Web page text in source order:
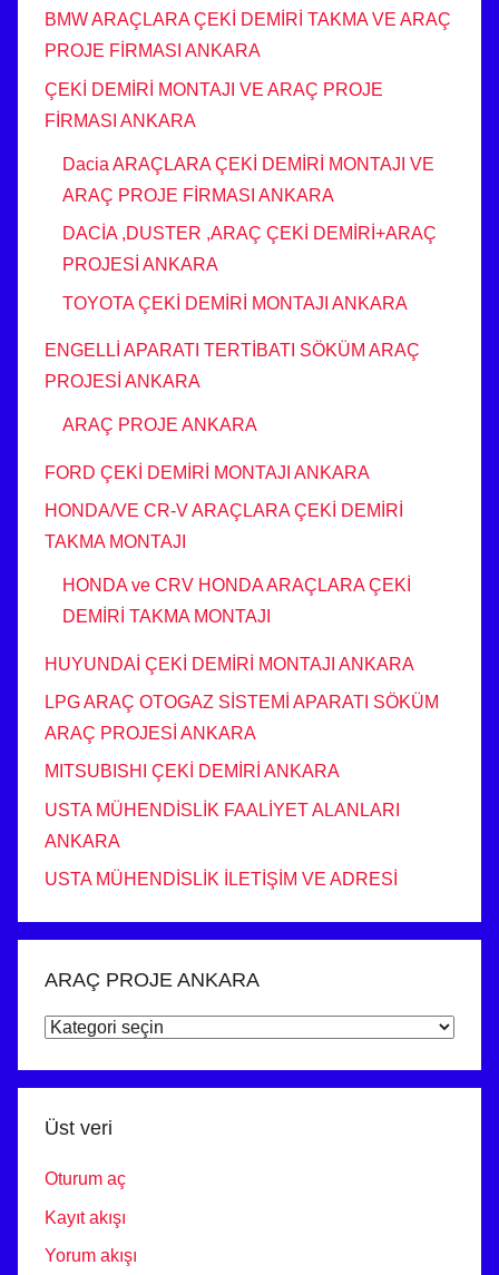
BMW ARAÇLARA ÇEKİ DEMİRİ TAKMA VE ARAÇ
PROJE FİRMASI ANKARA
ÇEKİ DEMİRİ MONTAJI VE ARAÇ PROJE
FİRMASI ANKARA
Dacia ARAÇLARA ÇEKİ DEMİRİ MONTAJI VE
ARAÇ PROJE FİRMASI ANKARA
DACİA ,DUSTER ,ARAÇ ÇEKİ DEMİRİ+ARAÇ
PROJESİ ANKARA
TOYOTA ÇEKİ DEMİRİ MONTAJI ANKARA
ENGELLİ APARATI TERTİBATI SÖKÜM ARAÇ
PROJESİ ANKARA
ARAÇ PROJE ANKARA
FORD ÇEKİ DEMİRİ MONTAJI ANKARA
HONDA/VE CR-V ARAÇLARA ÇEKİ DEMİRİ
TAKMA MONTAJI
HONDA ve CRV HONDA ARAÇLARA ÇEKİ
DEMİRİ TAKMA MONTAJI
HUYUNDAİ ÇEKİ DEMİRİ MONTAJI ANKARA
LPG ARAÇ OTOGAZ SİSTEMİ APARATI SÖKÜM
ARAÇ PROJESİ ANKARA
MITSUBISHI ÇEKİ DEMİRİ ANKARA
USTA MÜHENDİSLİK FAALİYET ALANLARI
ANKARA
USTA MÜHENDİSLİK İLETİŞİM VE ADRESİ
ARAÇ PROJE ANKARA
ARAÇ
ANKARA
Üst veri
Oturum aç
Kayıt akışı
Yorum akışı